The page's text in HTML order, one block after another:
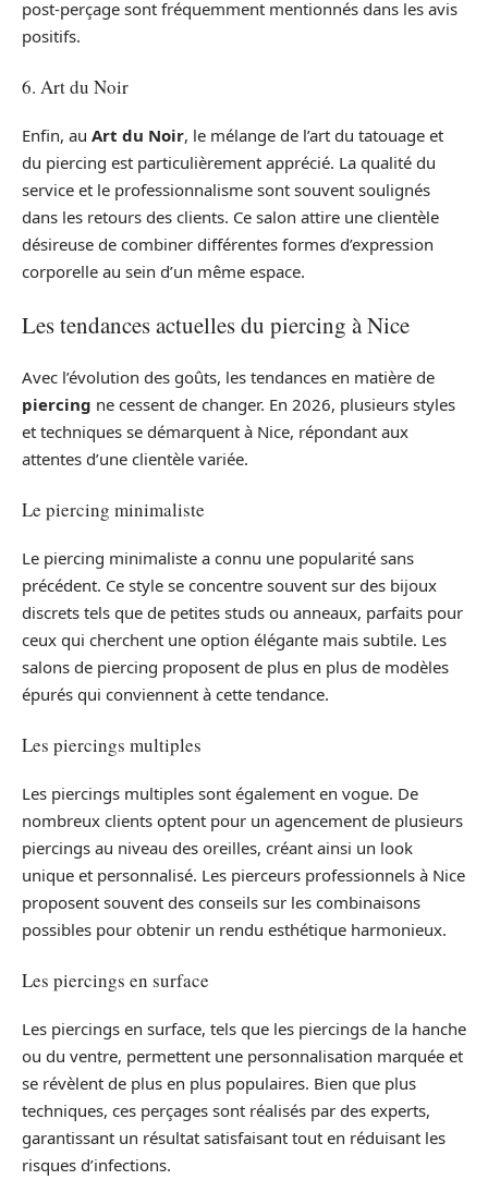
post-perçage sont fréquemment mentionnés dans les avis
positifs.
6. Art du Noir
Enfin, au Art du Noir, le mélange de l’art du tatouage et
du piercing est particulièrement apprécié. La qualité du
service et le professionnalisme sont souvent soulignés
dans les retours des clients. Ce salon attire une clientèle
désireuse de combiner différentes formes d’expression
corporelle au sein d’un même espace.
Les tendances actuelles du piercing à Nice
Avec l’évolution des goûts, les tendances en matière de
piercing ne cessent de changer. En 2026, plusieurs styles
et techniques se démarquent à Nice, répondant aux
attentes d’une clientèle variée.
Le piercing minimaliste
Le piercing minimaliste a connu une popularité sans
précédent. Ce style se concentre souvent sur des bijoux
discrets tels que de petites studs ou anneaux, parfaits pour
ceux qui cherchent une option élégante mais subtile. Les
salons de piercing proposent de plus en plus de modèles
épurés qui conviennent à cette tendance.
Les piercings multiples
Les piercings multiples sont également en vogue. De
nombreux clients optent pour un agencement de plusieurs
piercings au niveau des oreilles, créant ainsi un look
unique et personnalisé. Les pierceurs professionnels à Nice
proposent souvent des conseils sur les combinaisons
possibles pour obtenir un rendu esthétique harmonieux.
Les piercings en surface
Les piercings en surface, tels que les piercings de la hanche
ou du ventre, permettent une personnalisation marquée et
se révèlent de plus en plus populaires. Bien que plus
techniques, ces perçages sont réalisés par des experts,
garantissant un résultat satisfaisant tout en réduisant les
risques d’infections.